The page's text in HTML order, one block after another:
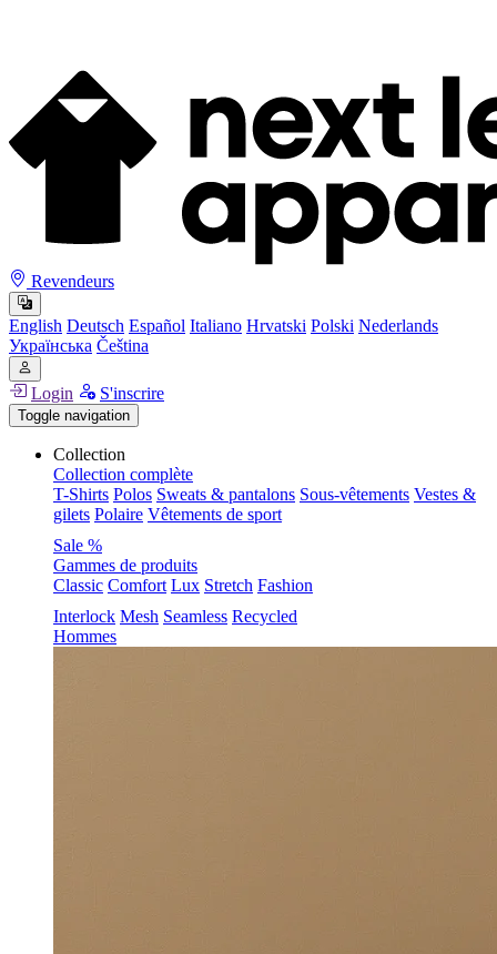
Revendeurs
English Deutsch Español Italiano Hrvatski Polski Nederlands
Українська Čeština
Login S'inscrire
Toggle navigation
Collection
Collection complète
T-Shirts Polos Sweats & pantalons Sous-vêtements Vestes &
gilets Polaire Vêtements de sport
Sale %
Gammes de produits
Classic Comfort Lux Stretch Fashion
Interlock Mesh Seamless Recycled
Hommes